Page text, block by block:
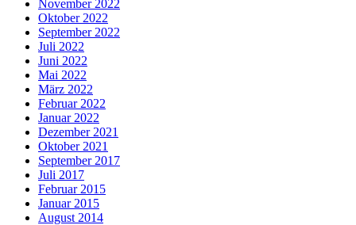
November 2022
Oktober 2022
September 2022
Juli 2022
Juni 2022
Mai 2022
März 2022
Februar 2022
Januar 2022
Dezember 2021
Oktober 2021
September 2017
Juli 2017
Februar 2015
Januar 2015
August 2014